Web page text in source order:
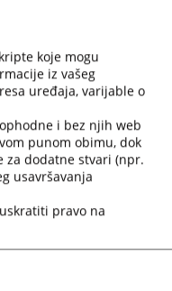
koje mogu
iz vašeg
uređaja, varijable o
i bez njih web
punom obimu, dok
za dodatne stvari (npr.
usavršavanja
pravo na